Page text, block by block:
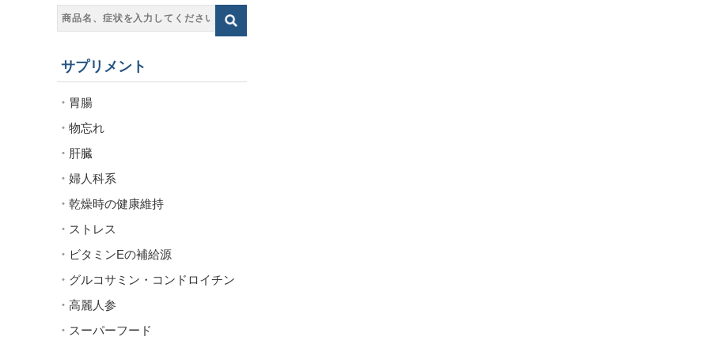
サプリメント
胃腸
物忘れ
肝臓
婦人科系
乾燥時の健康維持
ストレス
ビタミンEの補給源
グルコサミン・コンドロイチン
高麗人参
スーパーフード